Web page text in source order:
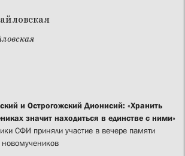
и Острогожский Дионисий: «Хранить
значит находиться в единстве с ними»
СФИ приняли участие в вечере памяти
новомучеников